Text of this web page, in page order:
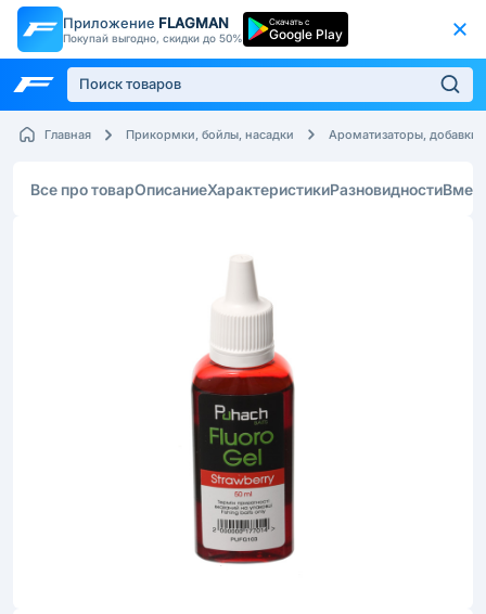
Приложение FLAGMAN
Покупай выгодно, скидки до 50%
Скачать с
Google Play
Главная Прикормки, бойлы, насадки Ароматизаторы, добавки
Все про товарОписаниеХарактеристикиРазновидности